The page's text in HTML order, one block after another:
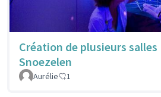
Création de plusieurs salles
Snoezelen
Aurélie 1